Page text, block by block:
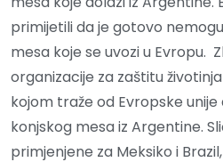
primijetili da je gotovo
mesa koje se uvozi u Evropu.
organizacije za zaštitu
kojom traže od Evropske
konjskog mesa iz Argentine.
primjenjene za Meksiko i